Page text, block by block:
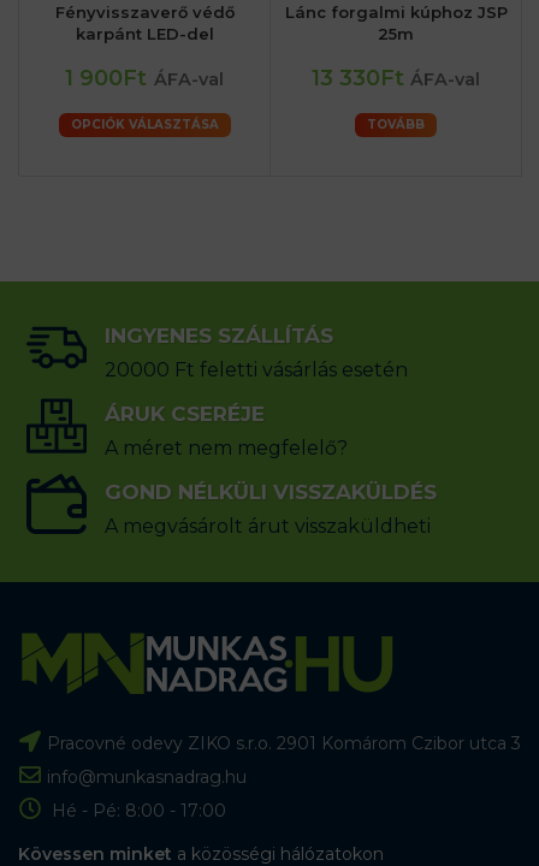
Fényvisszaverő védő
karpánt LED-del
1 900Ft ÁFA-val
OPCIÓK VÁLASZTÁSA
Lánc forgalmi kúphoz JSP
25m
13 330Ft ÁFA-val
TOVÁBB
INGYENES SZÁLLÍTÁS
20000 Ft feletti vásárlás esetén
ÁRUK CSERÉJE
A méret nem megfelelő?
GOND NÉLKÜLI VISSZAKÜLDÉS
A megvásárolt árut visszaküldheti
Pracovné odevy ZIKO s.r.o. 2901 Komárom Czibor utca 3
info@munkasnadrag.hu
Hé - Pé: 8:00 - 17:00
Kövessen minket a közösségi hálózatokon